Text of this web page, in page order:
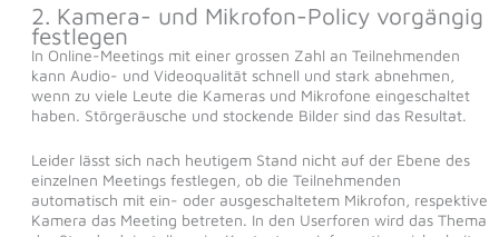
2. Kamera- und Mikrofon-Policy vorgängig
festlegen
In Online-Meetings mit einer grossen Zahl an Teilnehmenden
kann Audio- und Videoqualität schnell und stark abnehmen,
wenn zu viele Leute die Kameras und Mikrofone eingeschaltet
haben. Störgeräusche und stockende Bilder sind das Resultat.
Leider lässt sich nach heutigem Stand nicht auf der Ebene des
einzelnen Meetings festlegen, ob die Teilnehmenden
automatisch mit ein- oder ausgeschaltetem Mikrofon, respektive
Kamera das Meeting betreten. In den Userforen wird das Thema